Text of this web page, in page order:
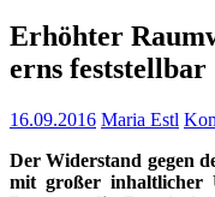
Erhöh­ter
erns feststellbar
16.09.2016 Maria Estl
Der Wider­stand gegen
mit gro­ßer inhalt­li­cher